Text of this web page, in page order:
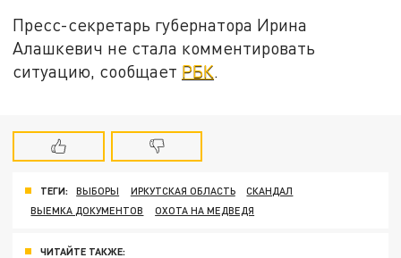
Пресс-секретарь губернатора Ирина
Алашкевич не стала комментировать
ситуацию, сообщает РБК
ТЕГИ: ВЫБОРЫ ИРКУТСКАЯ ОБЛАСТЬ
СКАНДАЛ
ВЫЕМКА ДОКУМЕНТОВ
ОХОТА НА МЕДВЕДЯ
ЧИТАЙТЕ ТАКЖЕ: